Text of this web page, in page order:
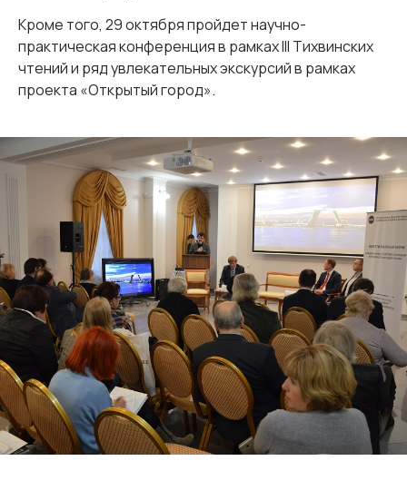
Кроме того, 29 октября пройдет научно-
практическая конференция в рамках III Тихвинских
чтений и ряд увлекательных экскурсий в рамках
проекта «Открытый город».